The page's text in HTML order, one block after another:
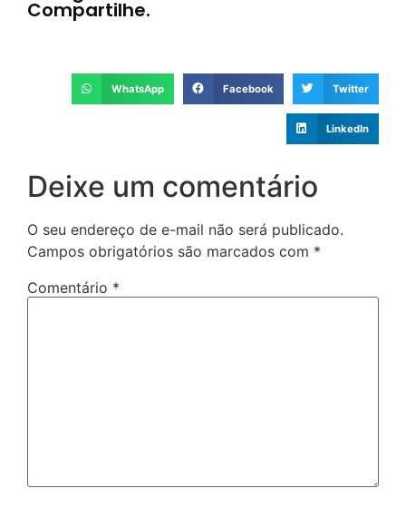
Compartilhe.
WhatsApp Facebook Twitter
LinkedIn
Deixe um comentário
O seu endereço de e-mail não será publicado.
Campos obrigatórios são marcados com *
Comentário *